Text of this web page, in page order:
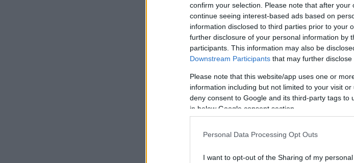
confirm your selection. Please note that after
continue seeing interest-based ads based on
information disclosed to third parties prior to your
further disclosure of your personal information by
participants. This information may also be
Downstream Participants that may further
Please note that this website/app uses one or
information including but not limited to your visit
deny consent to Google and its third-party tags to
in below Google consent section.
Personal Data Processing Opt Outs
I want to opt-out of the Sharing of my personal